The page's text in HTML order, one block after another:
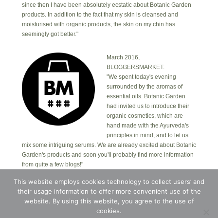
since then I have been absolutely ecstatic about Botanic Garden
products. In addition to the fact that my skin is cleansed and
moisturised with organic products, the skin on my chin has
seemingly got better."
March 2016,
BLOGGERSMARKET:
"We spent today's evening
surrounded by the aromas of
essential oils. Botanic Garden
had invited us to introduce their
organic cosmetics, which are
hand made with the Ayurveda's
principles in mind, and to let us
mix some intriguing serums. We are already excited about Botanic
Garden's products and soon you'll probably find more information
from quite a few blogs!"
Copyright © 2026 · Botanic Garden OÜ · Ankru tn
8, studio 1, 11713, Tallinn, Estonia.
Blossom Theme
This website employs cookies technology to collect users’ and
their usage information to offer more convenient use of the
website. By using this website, you agree to the use of
cookies.